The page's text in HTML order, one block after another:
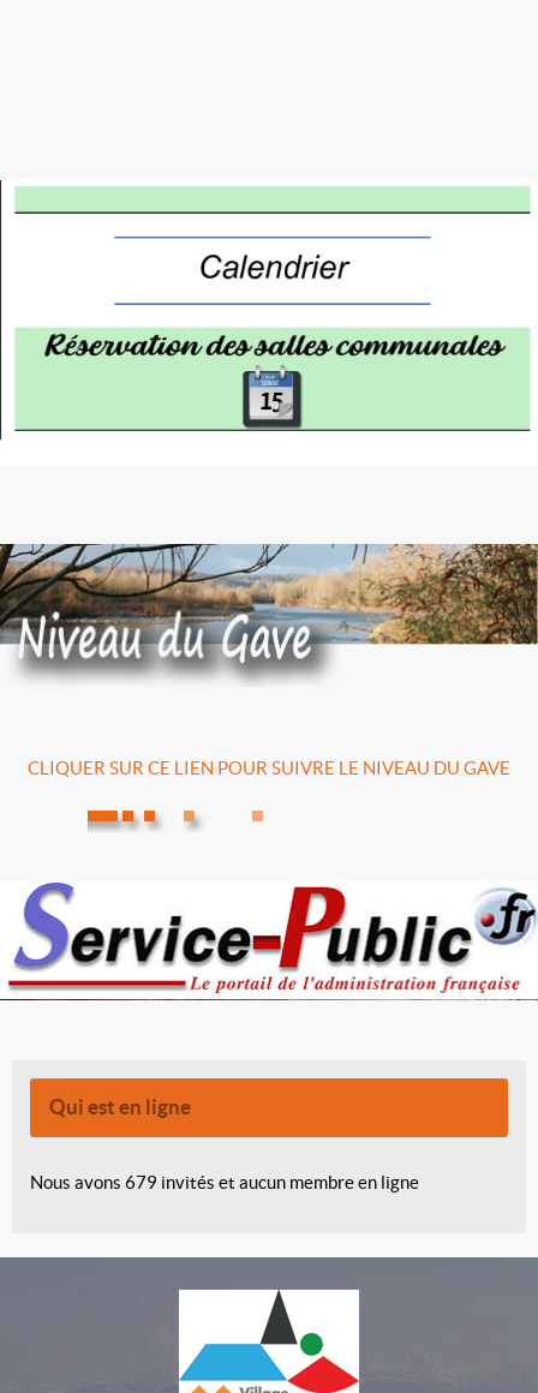
CLIQUER SUR CE LIEN POUR SUIVRE LE NIVEAU DU GAVE
Qui est en ligne
Nous avons 679 invités et aucun membre en ligne